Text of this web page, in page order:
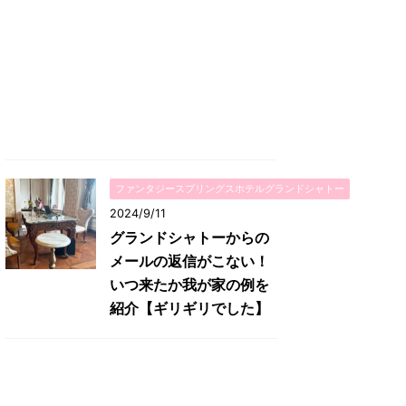
ファンタジースプリングスホテルグランドシャトー
2024/9/11
グランドシャトーからの
メールの返信がこない！
いつ来たか我が家の例を
紹介【ギリギリでした】